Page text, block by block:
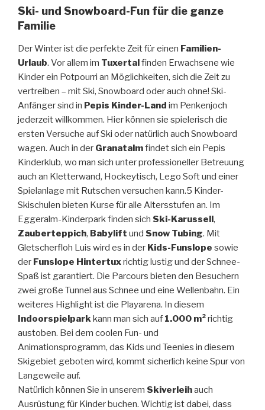
Ski- und Snowboard-Fun für die ganze
Familie
Der Winter ist die perfekte Zeit für einen Familien-
Urlaub. Vor allem im Tuxertalfinden Erwachsene wie
Kinder ein Potpourri an Möglichkeiten, sich die Zeit zu
vertreiben – mit Ski, Snowboard oder auch ohne! Ski-
Anfänger sind in Pepis Kinder-Land im Penkenjoch
jederzeit willkommen. Hier können sie spielerisch die
ersten Versuche auf Ski oder natürlich auch Snowboard
wagen. Auch in der Granatalmfindet sich ein Pepis
Kinderklub, wo man sich unter professioneller Betreuung
auch an Kletterwand, Hockeytisch, Lego Soft und einer
Spielanlage mit Rutschen versuchen kann.5 Kinder-
Skischulen bieten Kurse für alle Altersstufen an. Im
Eggeralm-Kinderpark finden sich Ski-Karussell,
Zauberteppich, Babylift und Snow Tubing. Mit
Gletscherfloh Luis wird es in der Kids-Funslope sowie
der Funslope Hintertuxrichtig lustig und der Schnee-
Spaß ist garantiert. Die Parcours bieten den Besuchern
zwei große Tunnel aus Schnee und eine Wellenbahn. Ein
weiteres Highlight ist die Playarena. In diesem
Indoorspielpark kann man sich auf 1.000 m²richtig
austoben. Bei dem coolen Fun- und
Animationsprogramm, das Kids und Teenies in diesem
Skigebiet geboten wird, kommt sicherlich keine Spur von
Langeweile auf.
Natürlich können Sie in unserem Skiverleihauch
Ausrüstung für Kinder buchen. Wichtig ist dabei, dass